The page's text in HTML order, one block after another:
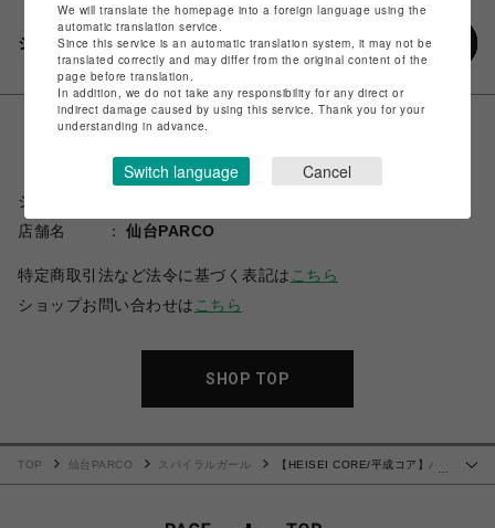
シェアする
ショップ名
店舗名
仙台PARCO
特定商取引法など法令に基づく表記は こちら
ショップお問い合わせは こちら
SHOP TOP
TOP 仙台PARCO スパイラルガール
【HEISEI CORE/平成コア】バ
We will translate the homepage into a foreign language using the
automatic translation service.
Since this service is an automatic translation system, it may not be
translated correctly and may differ from the original content of the
page before translation.
In addition, we do not take any responsibility for any direct or
indirect damage caused by using this service. Thank you for your
understanding in advance.
Switch language Cancel